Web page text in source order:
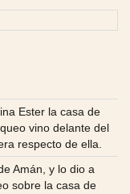
Ester la casa de
vino delante del
respecto de ella.
Amán, y lo dio a
sobre la casa de